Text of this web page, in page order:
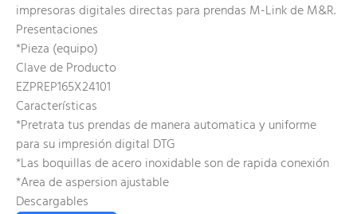
impresoras digitales directas para prendas M-Link de M&R.
Presentaciones
*Pieza (equipo)
Clave de Producto
EZPREP165X24101
Características
*Pretrata tus prendas de manera automatica y uniforme
para su impresión digital DTG
*Las boquillas de acero inoxidable son de rapida conexión
*Area de aspersion ajustable
Descargables